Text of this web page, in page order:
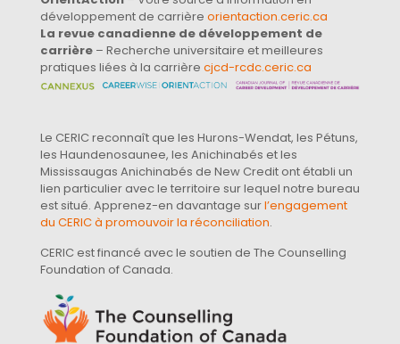
développement de carrière orientaction.ceric.ca
La revue canadienne de développement de
carrière – Recherche universitaire et meilleures
pratiques liées à la carrière cjcd-rcdc.ceric.ca
Le CERIC reconnaît que les Hurons-Wendat, les Pétuns,
les Haundenosaunee, les Anichinabés et les
Mississaugas Anichinabés de New Credit ont établi un
lien particulier avec le territoire sur lequel notre bureau
est situé. Apprenez-en davantage surl’engagement
du CERIC à promouvoir la réconciliation.
CERIC est financé avec le soutien de The Counselling
Foundation of Canada.